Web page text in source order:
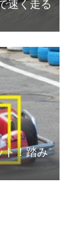
速く走る
ト！踏み